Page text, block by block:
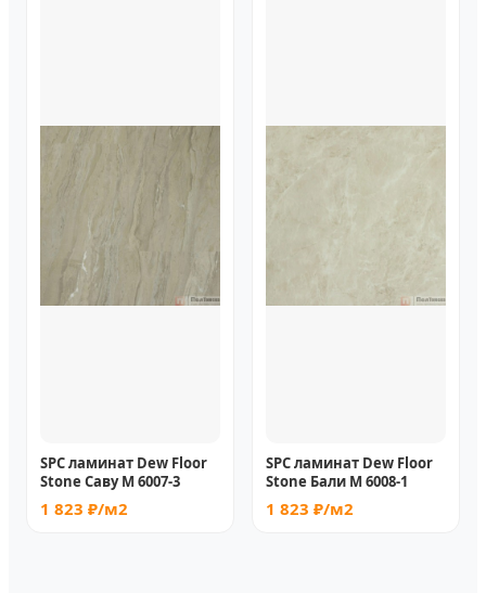
SPC ламинат Dew Floor
Stone Саву М 6007-3
1 823 ₽/м2
SPC ламинат Dew Floor
Stone Бали М 6008-1
1 823 ₽/м2